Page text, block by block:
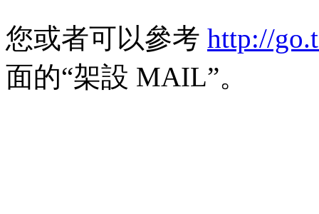
您或者可以參考 http://
面的“架設 MAIL”。